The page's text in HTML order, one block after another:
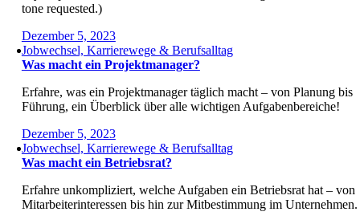
tone requested.)
Dezember 5, 2023
Jobwechsel, Karrierewege & Berufsalltag
Was macht ein Projektmanager?
Erfahre, was ein Projektmanager täglich macht – von Planung bis
Führung, ein Überblick über alle wichtigen Aufgabenbereiche!
Dezember 5, 2023
Jobwechsel, Karrierewege & Berufsalltag
Was macht ein Betriebsrat?
Erfahre unkompliziert, welche Aufgaben ein Betriebsrat hat – von
Mitarbeiterinteressen bis hin zur Mitbestimmung im Unternehmen.